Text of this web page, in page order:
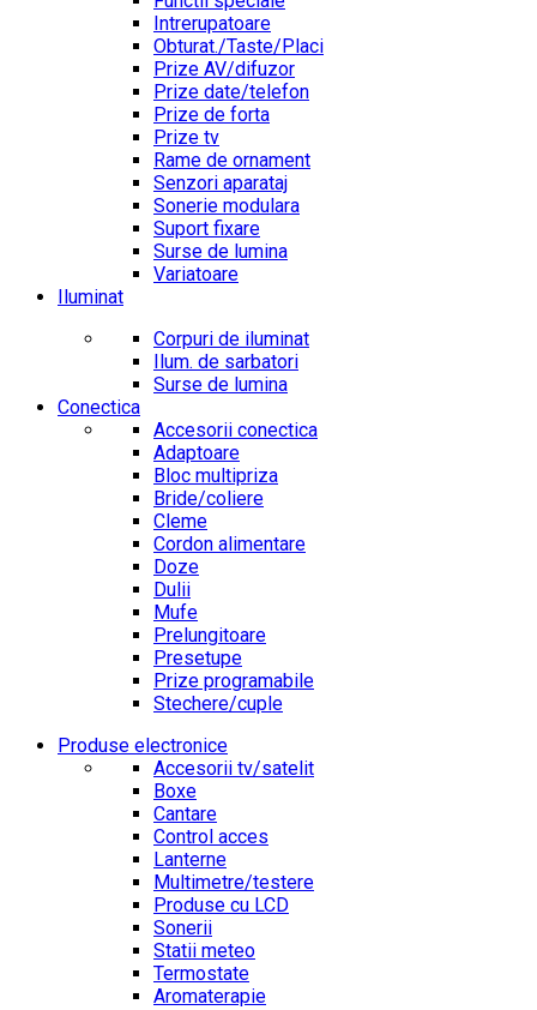
Intrerupatoare
Obturat./Taste/Placi
Prize AV/difuzor
Prize date/telefon
Prize de forta
Prize tv
Rame de ornament
Senzori aparataj
Sonerie modulara
Suport fixare
Surse de lumina
Variatoare
Iluminat
Corpuri de iluminat
Ilum. de sarbatori
Surse de lumina
Conectica
Accesorii conectica
Adaptoare
Bloc multipriza
Bride/coliere
Cleme
Cordon alimentare
Doze
Dulii
Mufe
Prelungitoare
Presetupe
Prize programabile
Stechere/cuple
Produse electronice
Accesorii tv/satelit
Boxe
Cantare
Control acces
Lanterne
Multimetre/testere
Produse cu LCD
Sonerii
Statii meteo
Termostate
Aromaterapie